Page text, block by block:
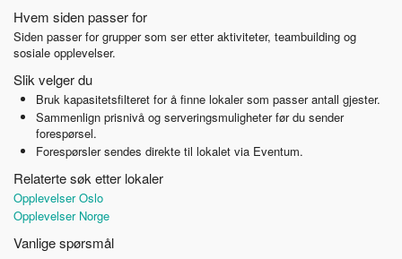
Hvem siden passer for
Siden passer for grupper som ser etter aktiviteter, teambuilding og
sosiale opplevelser.
Slik velger du
Bruk kapasitetsfilteret for å finne lokaler som passer antall gjester.
Sammenlign prisnivå og serveringsmuligheter før du sender
forespørsel.
Forespørsler sendes direkte til lokalet via Eventum.
Relaterte søk etter lokaler
Opplevelser Oslo
Opplevelser Norge
Vanlige spørsmål